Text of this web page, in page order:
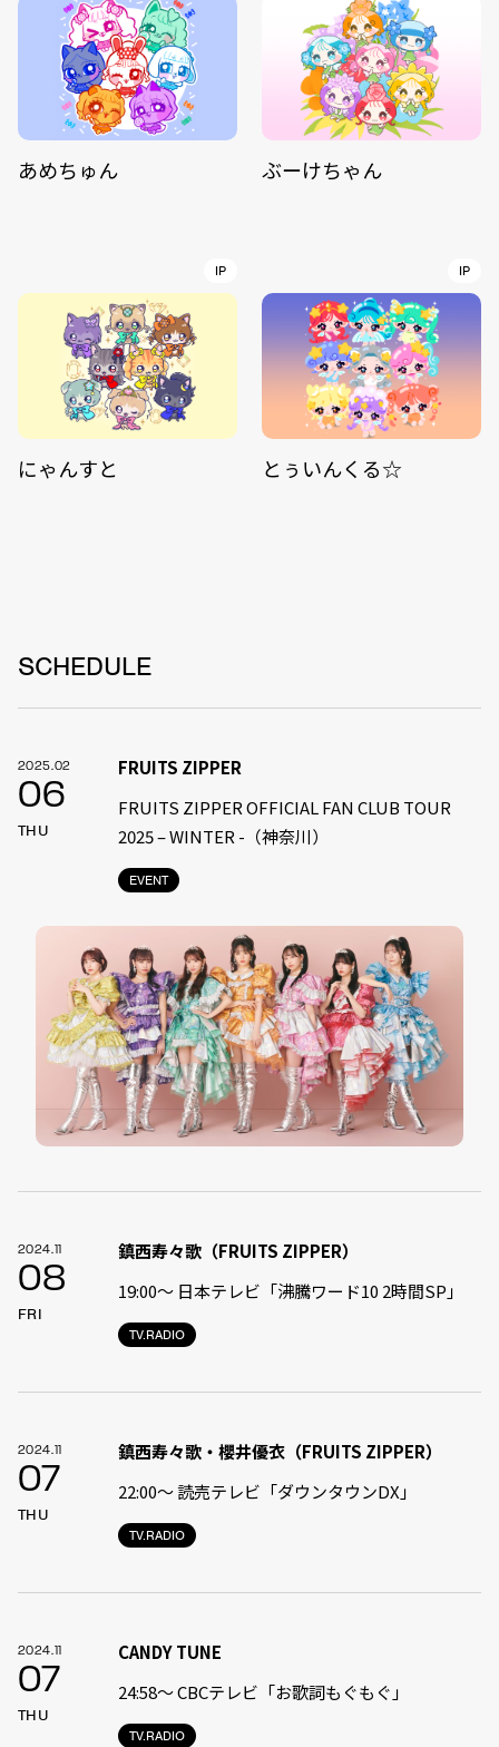
あめちゅん ぶーけちゃん
IP
にゃんすと
IP
とぅいんくる☆
SCHEDULE
2025.02
06
THU
EVENT
FRUITS ZIPPER
FRUITS ZIPPER OFFICIAL FAN CLUB TOUR
2025 – WINTER -（神奈川）
2024.11
08
FRI
TV.RADIO
鎮西寿々歌（FRUITS ZIPPER）
19:00〜 日本テレビ「沸騰ワード10 2時間SP」
2024.11
07
THU
TV.RADIO
鎮西寿々歌・櫻井優衣（FRUITS ZIPPER）
22:00〜 読売テレビ「ダウンタウンDX」
2024.11
07
THU
TV.RADIO
CANDY TUNE
24:58〜 CBCテレビ「お歌詞もぐもぐ」